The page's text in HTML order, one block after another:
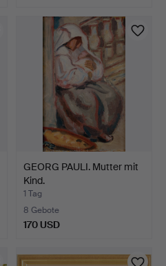
GEORG PAULI. Mutter mit
Kind.
1 Tag
8 Gebote
170 USD